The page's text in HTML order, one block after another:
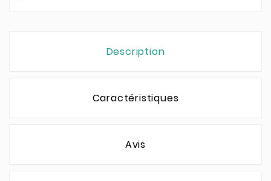
Description
Caractéristiques
Avis